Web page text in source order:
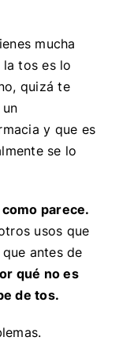
mucha
tos es lo
quizá te
y que es
se lo
parece.
usos que
antes de
qué no es
de tos.